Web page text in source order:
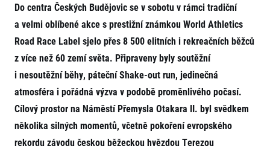
Projekt EuroHeroes
Seznam závodů
EuroHeroes Challenge 2026
EuroHeroes Challenge 2025
EuroHeroes Challenge 2024
EuroHeroes Challenge 2023
EuroHeroes Challenge 2019
Systém bodování
Napoli Running
O Napoli Running
RunCzech Halfs
Projekt RunCzech Halfs
Pro běžce
Pro závodníky
Pravidla a všeobecné informace
Vše k pojištění
Přeregistrace na jiného závodníka
Inspirace
Příběhy běžců
Komunity
Do centra Českých Budějovic se v sobotu v rámci tradiční
a velmi oblíbené akce s prestižní známkou World Athletics
Road Race Label sjelo přes 8 500 elitních i rekreačních běžců
z více než 60 zemí světa. Připraveny byly soutěžní
i nesoutěžní běhy, páteční Shake-out run, jedinečná
atmosféra i pořádná výzva v podobě proměnlivého počasí.
Cílový prostor na Náměstí Přemysla Otakara II. byl svědkem
několika silných momentů, včetně pokoření evropského
rekordu závodu českou běžeckou hvězdou Terezou